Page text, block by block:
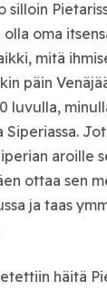
silloin
oma
mitä
päin
luvulla,
Siperiassa.
aroille
ottaa sen
ja taas
häitä